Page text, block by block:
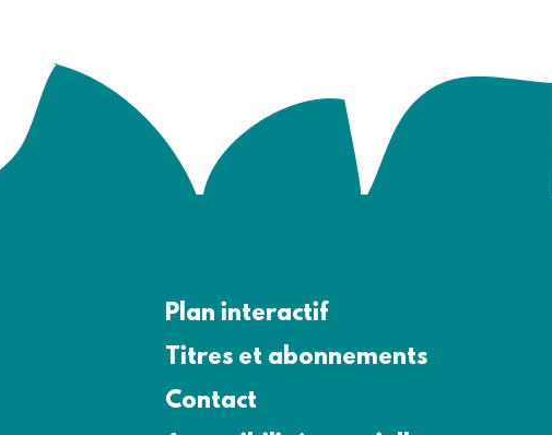
Plan interactif
Titres et abonnements
Contact